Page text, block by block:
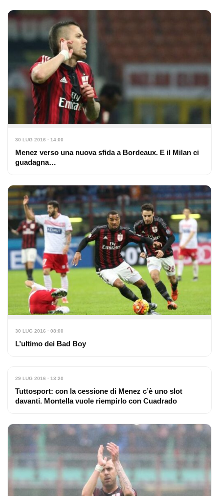
30 LUG 2016 · 14:00
Menez verso una nuova sfida a Bordeaux. E il Milan ci
guadagna…
30 LUG 2016 · 08:00
L’ultimo dei Bad Boy
29 LUG 2016 · 13:20
Tuttosport: con la cessione di Menez c’è uno slot
davanti. Montella vuole riempirlo con Cuadrado